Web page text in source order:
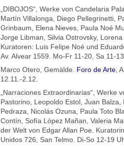
„DIBOJOS“, Werke von Candelaria
Martín Villalonga, Diego Pellegrinetti,
Grinbaum, Elena Nieves, Paula Noé
Jorge Libman, Silvia Ostrovsky,
Kuratoren: Luis Felipe Noé und
Av. Alvear 1559. Mo-Fr 11-20, Sa 11-
Marco Otero, Gemälde. Foro de Arte,
12.11.-2.12.
„Narraciones Extraordinarias“, Werke
Pastorino, Leopoldo Estol, Juan
Pedraza, Nicolás Ozuna, Paula Toto
Contín, Sofía López Mañan, Valeria
der Welt von Edgar Allan Poe.
Unidos 726, San Telmo. Di-So 12-19